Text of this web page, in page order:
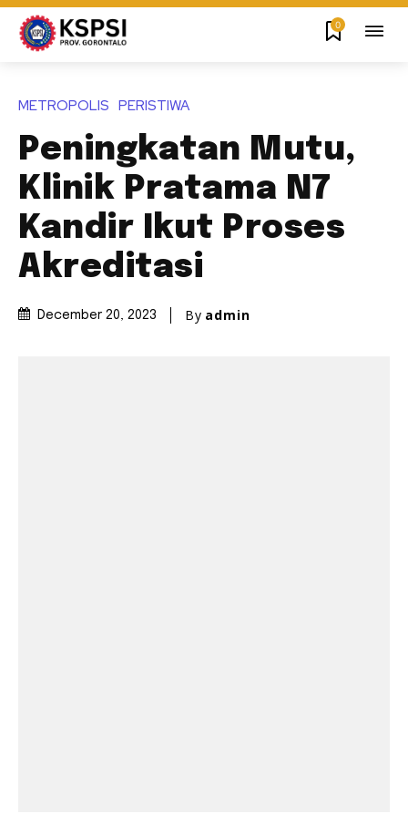
0
METROPOLIS PERISTIWA
Peningkatan Mutu,
Klinik Pratama N7
Kandir Ikut Proses
Akreditasi
December 20, 2023 By admin